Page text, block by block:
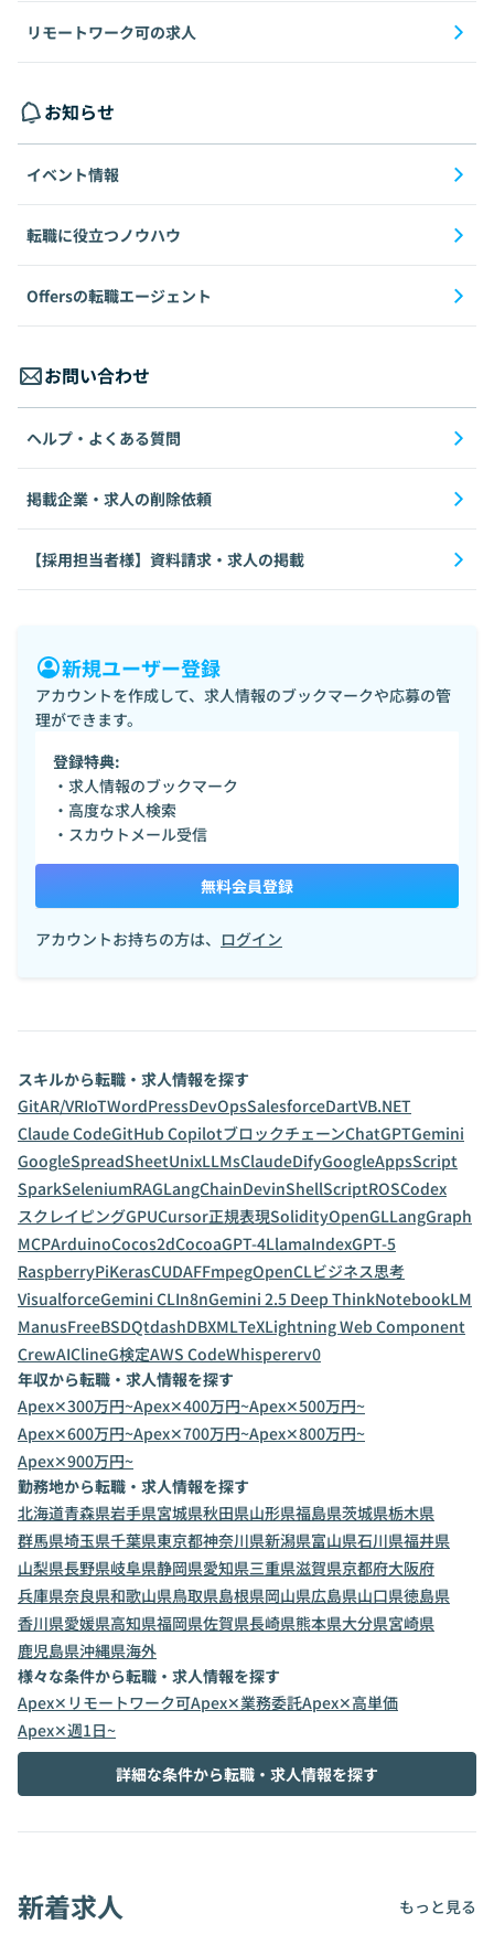
リモートワーク可の求人
お知らせ
イベント情報
転職に役立つノウハウ
Offersの転職エージェント
お問い合わせ
ヘルプ・よくある質問
掲載企業・求人の削除依頼
【採用担当者様】資料請求・求人の掲載
新規ユーザー登録
アカウントを作成して、求人情報のブックマークや応募の管
理ができます。
登録特典:
・求人情報のブックマーク
・高度な求人検索
・スカウトメール受信
無料会員登録
アカウントお持ちの方は、 ログイン
スキルから転職・求人情報を探す
GitAR/VRIoTWordPressDevOpsSalesforceDartVB.NET
Claude CodeGitHub CopilotブロックチェーンChatGPTGemini
GoogleSpreadSheetUnixLLMsClaudeDifyGoogleAppsScript
SparkSeleniumRAGLangChainDevinShellScriptROSCodex
スクレイピングGPUCursor正規表現SolidityOpenGLLangGraph
MCPArduinoCocos2dCocoaGPT-4LlamaIndexGPT-5
RaspberryPiKerasCUDAFFmpegOpenCLビジネス思考
VisualforceGemini CLIn8nGemini 2.5 Deep ThinkNotebookLM
ManusFreeBSDQtdashDBXMLTeXLightning Web Component
CrewAIClineG検定AWS CodeWhispererv0
年収から転職・求人情報を探す
Apex✕300万円~Apex✕400万円~Apex✕500万円~
Apex✕600万円~Apex✕700万円~Apex✕800万円~
Apex✕900万円~
勤務地から転職・求人情報を探す
北海道青森県岩手県宮城県秋田県山形県福島県茨城県栃木県
群馬県埼玉県千葉県東京都神奈川県新潟県富山県石川県福井県
山梨県長野県岐阜県静岡県愛知県三重県滋賀県京都府大阪府
兵庫県奈良県和歌山県鳥取県島根県岡山県広島県山口県徳島県
香川県愛媛県高知県福岡県佐賀県長崎県熊本県大分県宮崎県
鹿児島県沖縄県海外
様々な条件から転職・求人情報を探す
Apex✕リモートワーク可Apex✕業務委託Apex✕高単価
Apex✕週1日~
詳細な条件から転職・求人情報を探す
新着求人 もっと見る